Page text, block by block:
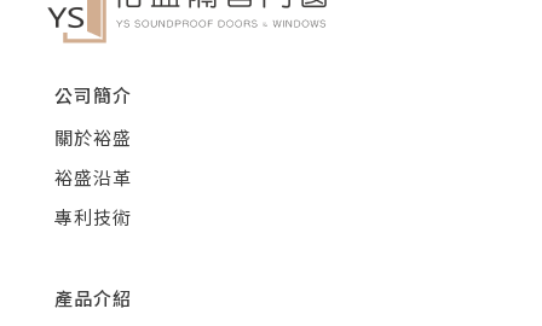
公司簡介
關於裕盛
裕盛沿革
專利技術
產品介紹